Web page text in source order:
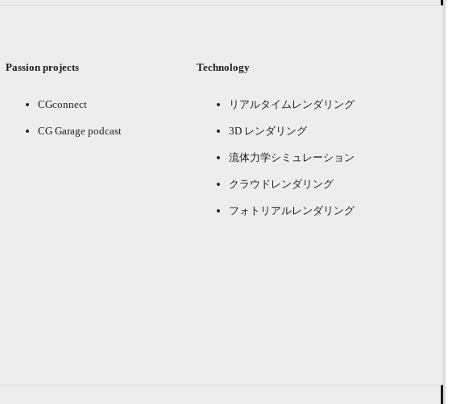
Passion projects
CGconnect
CG Garage podcast
Technology
リアルタイムレンダリング
3D レンダリング
流体力学シミュレーション
クラウドレンダリング
フォトリアルレンダリング